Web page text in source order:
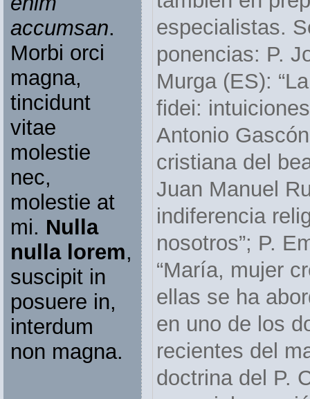
accumsan.
Morbi orci
magna,
tincidunt
vitae
molestie
nec,
molestie at
mi. Nulla
nulla lorem,
suscipit in
posuere in,
interdum
non magna.
especialistas.
ponencias: P.
Murga (ES):
fidei:
Antonio
cristiana del
Juan Manuel
indiferencia
nosotros”; P.
“María, mujer
ellas se ha
en uno de los
recientes del
doctrina del P.